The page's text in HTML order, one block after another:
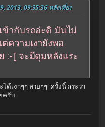
2013, 09:35:36 หลังเที่ยง
ข้ากับรถอ่ะดิ มันไม่
ความเงายังพอ
:-[ จะมีดุมหลังแระ
ด้เงาๆๆ สวยๆๆ ครั้งนี้ กระว่า
ครับ